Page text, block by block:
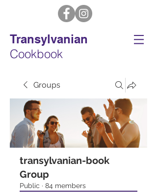
Transylvanian
Cookbook
Groups
transylvanian-book
Group
Public · 84 members